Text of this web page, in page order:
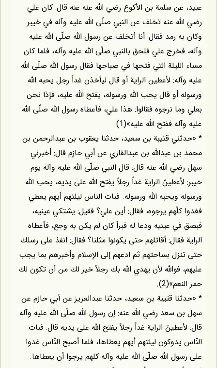
عبيد، عن سلمة بن الأكوع رضي اللّه عنه عنه قال: كان علي
رضي اللّه عنه تخلف عن النبي صلّى اللّه عليه وآله في خيبر
وكان به رمد فقال: أنا أتخلف عن رسول اللّه صلّى اللّه عليه
وآله، فخرج علي فلحق بالنبي صلّى اللّه عليه وآله، فلما كان
مساء الليلة التي فتحها في صباحها فقال رسول اللّه صلّى اللّه
عليه وآله: لأعطين الراية أو قال ليأخذن غداً رجل يحبه اللّه
ورسوله أو قال يحب اللّه ورسوله، يفتح اللّه عليه، فإذا نحن
بعلي وما نرجوه فقالوا: هذا علي، فأعطاه رسول اللّه صلّى اللّه
عليه وآله ففتح اللّه عليه»(1).
* «حدثني قتيبة بن سعيد، حدثنا يعقوب بن عبدالرحمن بن
محمد بن عبداللّه بن عبدالقاري عن أبي حازم قال: أخبرني
سهل رضي اللّه عنه قال: قال النبي صلّى اللّه عليه وآله يوم
خيبر: لأعطينّ الراية غداً رجلاً يفتح اللّه على يديه، يحب اللّه
ورسوله ويحبه اللّه ورسوله. فبات الناس ليلتهم أيهم يعطي
فغدوا كلّهم يرجوه، فقال: أين علي؟ فقيل: يشتكي عينيه،
فبصق في عينيه ودعا له فبرأ كان لم يكن به وجع، فأعطاه
الراية فقال: أقاتلهم حتى يكونوا مثلنا؟ فقال: انفذ على رسلك
حتى تنزل بساحتهم ثم ادعهم إلى الإسلام وأخبرهم بما يجب
عليهم، فواللّه لأن يهدي اللّه بك رجلاً خير لك من أن تكون لك
حمر النعم»(2).
* «حدثنا قتيبة بن سعيد، حدثنا عبدالعزيز عن أبي حازم عن
سهل بن سعد رضي اللّه عنه: إن رسول اللّه صلّى اللّه عليه وآله
قال: لأعطينّ الراية غداً رجلاً يفتح اللّه على يديه قال: فبات
النّاس يدوكون ليلتهم أيهم يعطاها، فلما أصبح النّاس غدوا
على رسول اللّه صلّى اللّه عليه وآله كلهم يرجوا أن يعطاها.